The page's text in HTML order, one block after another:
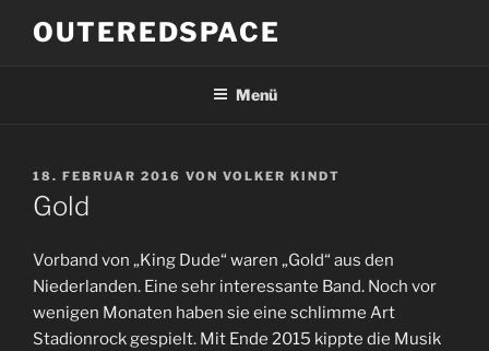
InhaltOUTEREDSPACE
Menü
VERÖFFENTLICHT
AM
18. FEBRUAR 2016 VON VOLKER KINDT
Gold
Vorband von „King Dude“ waren „Gold“ aus den
Niederlanden. Eine sehr interessante Band. Noch vor
wenigen Monaten haben sie eine schlimme Art
Stadionrock gespielt. Mit Ende 2015 kippte die Musik